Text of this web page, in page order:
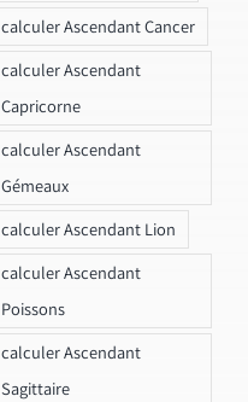
calculer Ascendant Cancer
calculer Ascendant
Capricorne
calculer Ascendant
Gémeaux
calculer Ascendant Lion
calculer Ascendant
Poissons
calculer Ascendant
Sagittaire